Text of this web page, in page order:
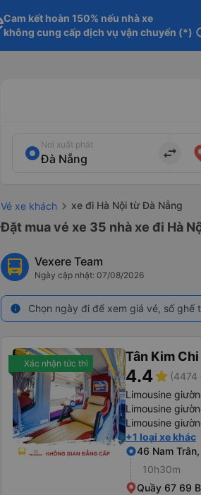
Cam kết hoàn 150% nếu nhà xe
không cung cấp dịch vụ vận chuyển (*)
Nơi xuất phát
import_export
Vé xe khách xe đi Hà Nội từ Đà Nẵng
Đặt mua vé xe 35 nhà xe đi Hà
Vexere Team
Ngày cập nhật: 07/08/2026
info Chọn ngày đi để xem giá vé, số
Xác nhận tức thì Tân Kim Chi
4.4star (4474
Limousine
Limousine
Limousine
+1 loại xe khác
46 Nam
10h30m
Quầy 67 69